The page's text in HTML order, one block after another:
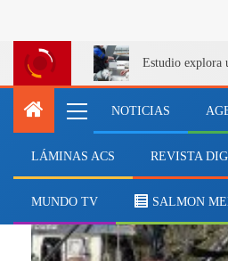
Estudio explora
NOTICIAS
LÁMINAS ACS REVISTA
MUNDO TV SALMON
Bernardo Berger